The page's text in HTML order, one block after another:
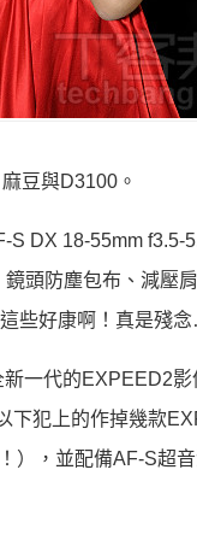
豆與D3100。
DX 18-55mm
頭防塵包布、減壓
這些好康啊！真是殘
一代的EXPEED2
下犯上的作掉幾款
），並配備AF-S超